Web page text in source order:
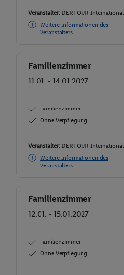
Veranstalter: DERTOUR International
Weitere Informationen des
Veranstalters
Buchen
Familienzimmer
11.01. - 14.01.2027
Familienzimmer
Ohne Verpflegung
Veranstalter: DERTOUR International
Weitere Informationen des
Veranstalters
Buchen
Familienzimmer
12.01. - 15.01.2027
Familienzimmer
Ohne Verpflegung